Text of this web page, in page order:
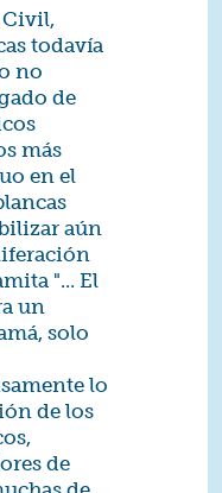
Civil,
todavía
no
de
más
en el
aún
"... El
un
solo
lo
de los
de